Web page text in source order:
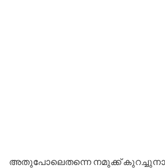
അതുപോലെതന്നെ നമുക്ക്